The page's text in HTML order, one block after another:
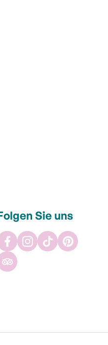
Sie uns
FacebookInstagram
TikTokPinterest
Tripadvisor